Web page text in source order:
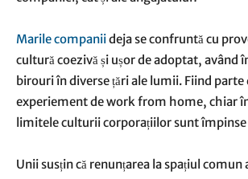
Marile companiideja se confruntă cu
cultură coezivă și ușor de adoptat, având
birouri în diverse țări ale lumii. Fiind
experiement de work from home, chiar
limitele culturii corporațiilor sunt
Unii susțin că renunțarea la spațiul